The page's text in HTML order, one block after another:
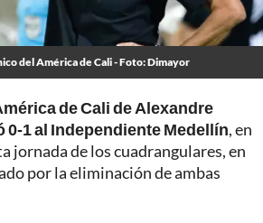
del América de Cali - Foto: Dimayor
de Cali de Alexandre
0-1 al Independiente Medellín, en
jornada de los cuadrangulares, en
por la eliminación de ambas